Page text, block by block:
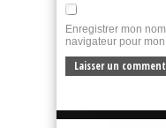
Enregistrer mon
navigateur pour